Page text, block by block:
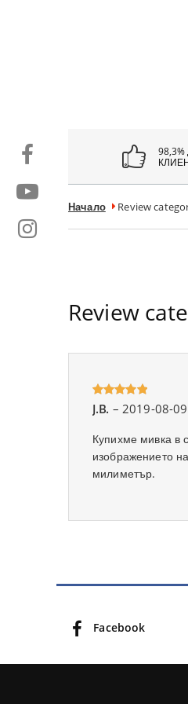
Начало Review
Review
Oceniony
J.B. – 2019-08-09
Купихме мивка в
изображението
милиметър.
Facebook